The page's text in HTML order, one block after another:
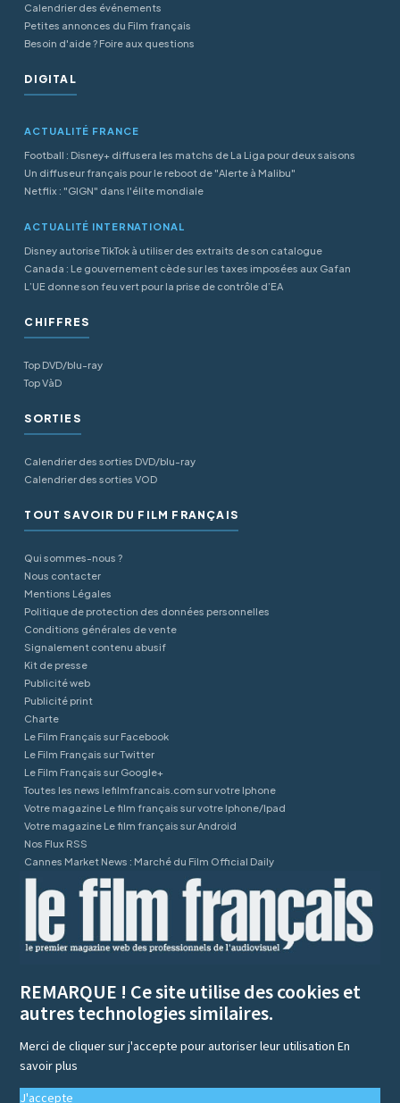
Calendrier des événements
Petites annonces du Film français
Besoin d'aide ? Foire aux questions
DIGITAL
ACTUALITÉ FRANCE
Football : Disney+ diffusera les matchs de La Liga pour deux saisons
Un diffuseur français pour le reboot de "Alerte à Malibu"
Netflix : "GIGN" dans l'élite mondiale
ACTUALITÉ INTERNATIONAL
Disney autorise TikTok à utiliser des extraits de son catalogue
Canada : Le gouvernement cède sur les taxes imposées aux Gafan
L’UE donne son feu vert pour la prise de contrôle d’EA
CHIFFRES
Top DVD/blu-ray
Top VàD
SORTIES
Calendrier des sorties DVD/blu-ray
Calendrier des sorties VOD
TOUT SAVOIR DU FILM FRANÇAIS
Qui sommes-nous ?
Nous contacter
Mentions Légales
Politique de protection des données personnelles
Conditions générales de vente
Signalement contenu abusif
Kit de presse
Publicité web
Publicité print
Charte
Le Film Français sur Facebook
Le Film Français sur Twitter
Le Film Français sur Google+
Toutes les news lefilmfrancais.com sur votre Iphone
Votre magazine Le film français sur votre Iphone/Ipad
Votre magazine Le film français sur Android
Nos Flux RSS
Cannes Market News : Marché du Film Official Daily
REMARQUE ! Ce site utilise des cookies et
autres technologies similaires.
Merci de cliquer sur j'accepte pour autoriser leur utilisationEn
savoir plus
J'accepte